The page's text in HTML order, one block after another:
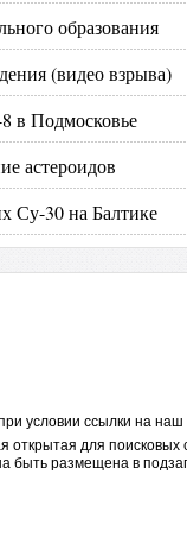
образования
(видео взрыва)
в Подмосковье
астероидов
Су-30 на Балтике
условии ссылки на наш
для
быть размещена в